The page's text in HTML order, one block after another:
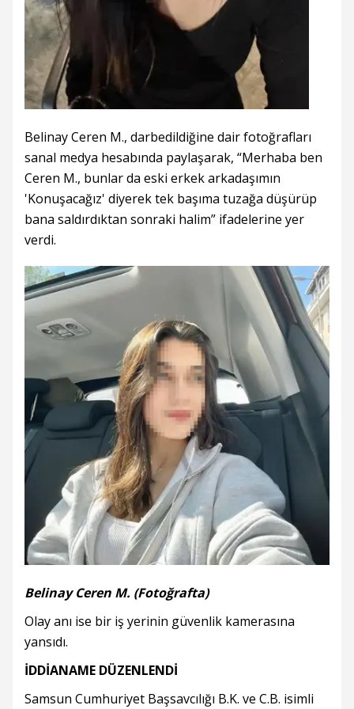
Belinay Ceren M., darbedildiğine dair fotoğrafları
sanal medya hesabında paylaşarak, “Merhaba ben
Ceren M., bunlar da eski erkek arkadaşımın
'Konuşacağız' diyerek tek başıma tuzağa düşürüp
bana saldırdıktan sonraki halim” ifadelerine yer
verdi.
Belinay Ceren M. (Fotoğrafta)
Olay anı ise bir iş yerinin güvenlik kamerasına
yansıdı.
İDDİANAME DÜZENLENDİ
Samsun Cumhuriyet Başsavcılığı B.K. ve C.B. isimli